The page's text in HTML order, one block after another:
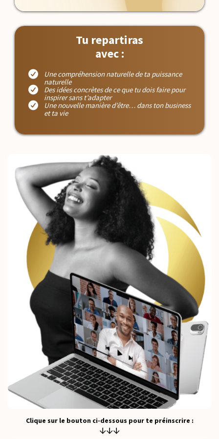
Tu repartiras
avec :
Une compréhension naturelle de ta puissance
naturelle
Des idées concrètes de ce que tu dois faire pour
inspirer sans t’adapter
Une nouvelle manière d’être… dans ton business
et ta vie
Clique sur le bouton ci-dessous pour te préinscrire :
↓↓↓